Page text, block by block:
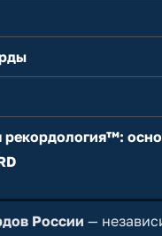
рекордология™:
России —